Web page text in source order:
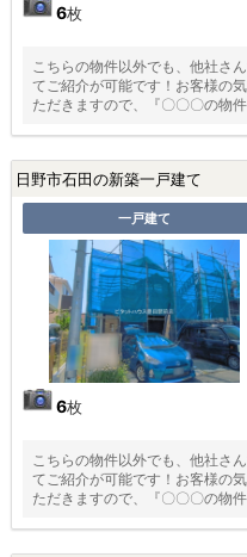
6枚
こちらの物件以外でも、他社さ
てご紹介が可能です！お客様の
ただきますので、『〇〇〇の物
日野市石田の新築一戸建て
一戸建て
6枚
こちらの物件以外でも、他社さ
てご紹介が可能です！お客様の
ただきますので、『〇〇〇の物